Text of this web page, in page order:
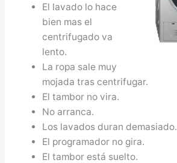
El lavado lo hace
bien mas el
centrifugado va
lento.
La ropa sale muy
mojada tras centrifugar.
El tambor no vira.
No arranca.
Los lavados duran demasiado.
El programador no gira.
El tambor está suelto.